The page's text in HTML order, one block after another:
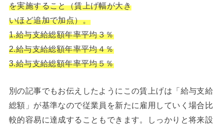
を実施すること（賃上げ幅が大き
いほど追加で加点）。
1.給与支給総額年率平均３％
2.給与支給総額年率平均４％
3.給与支給総額年率平均５％
別の記事でもお伝えしたようにこの賃上げは「給与支給
総額」が基準なので従業員を新たに雇用していく場合比
較的容易に達成することもできます。しっかりと将来設